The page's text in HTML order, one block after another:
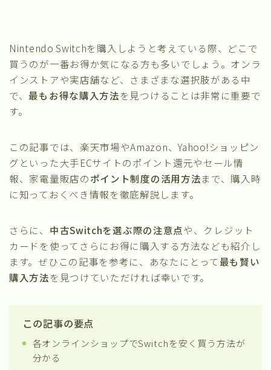
Nintendo Switchを購入しようと考えている際、どこで
買うのが一番お得か気になる方も多いでしょう。オンラ
インストアや実店舗など、さまざまな選択肢がある中
で、最もお得な購入方法を見つけることは非常に重要で
す。
この記事では、楽天市場やAmazon、Yahoo!ショッピン
グといった大手ECサイトのポイント還元やセール情
報、家電量販店のポイント制度の活用方法まで、購入時
に知っておくべき情報を徹底解説します。
さらに、 中古Switchを選ぶ際の注意点や、クレジット
カードを使ってさらにお得に購入する方法なども紹介し
ます。ぜひこの記事を参考に、あなたにとって最も賢い
購入方法を見つけていただければ幸いです。
この記事の要点
各オンラインショップでSwitchを安く買う方法が
分かる